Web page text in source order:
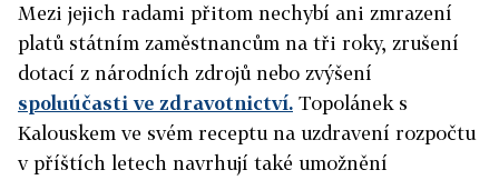
Mezi jejich radami přitom nechybí ani zmrazení
platů státním zaměstnancům na tři roky, zrušení
dotací z národních zdrojů nebo zvýšení
spoluúčasti ve zdravotnictví. Topolánek s
Kalouskem ve svém receptu na uzdravení rozpočtu
v příštích letech navrhují také umožnění